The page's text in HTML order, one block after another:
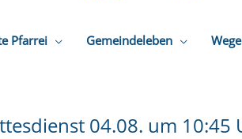
Pfarrei Gemeindeleben
04.08. um 10:45